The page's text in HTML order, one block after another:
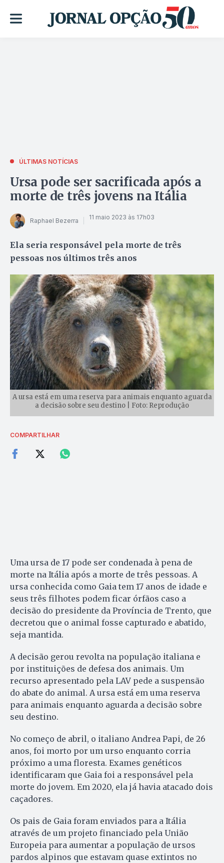
ÚLTIMAS NOTÍCIAS
Ursa pode ser sacrificada após a
morte de três jovens na Itália
Raphael Bezerra 11 maio 2023 às 17h03
Ela seria responsável pela morte de três
pessoas nos últimos três anos
A ursa está em uma reserva para animais enquanto aguarda
a decisão sobre seu destino | Foto: Reprodução
COMPARTILHAR
Uma ursa de 17 pode ser condenada à pena de
morte na Itália após a morte de três pessoas. A
ursa conhecida como Gaia tem 17 anos de idade e
seus três filhotes podem ficar órfãos caso a
decisão do presidente da Província de Trento, que
decretou que o animal fosse capturado e abatido,
seja mantida.
A decisão gerou revolta na população italiana e
por instituições de defesa dos animais. Um
recurso apresentado pela LAV pede a suspensão
do abate do animal. A ursa está em uma reserva
para animais enquanto aguarda a decisão sobre
seu destino.
No começo de abril, o italiano Andrea Papi, de 26
anos, foi morto por um urso enquanto corria
próximo a uma floresta. Exames genéticos
identificaram que Gaia foi a responsável pela
morte do jovem. Em 2020, ela já havia atacado dois
caçadores.
Os pais de Gaia foram enviados para a Itália
através de um projeto financiado pela União
Europeia para aumentar a população de ursos
pardos alpinos que estavam quase extintos no